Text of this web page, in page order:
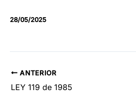
28/05/2025
ANTERIOR
LEY 119 de 1985